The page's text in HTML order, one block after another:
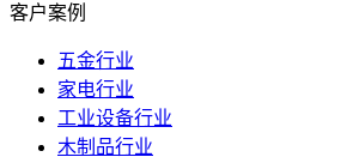
客户案例
五金行业
家电行业
工业设备行业
木制品行业